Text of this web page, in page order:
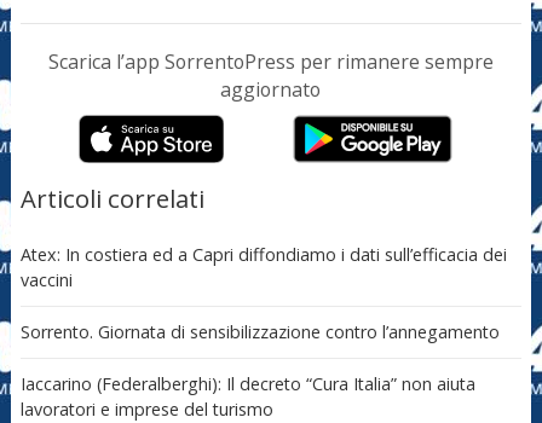
Scarica l’app SorrentoPress per rimanere sempre
aggiornato
Articoli correlati
Atex: In costiera ed a Capri diffondiamo i dati sull’efficacia dei
vaccini
Sorrento. Giornata di sensibilizzazione contro l’annegamento
Iaccarino (Federalberghi): Il decreto “Cura Italia” non aiuta
lavoratori e imprese del turismo